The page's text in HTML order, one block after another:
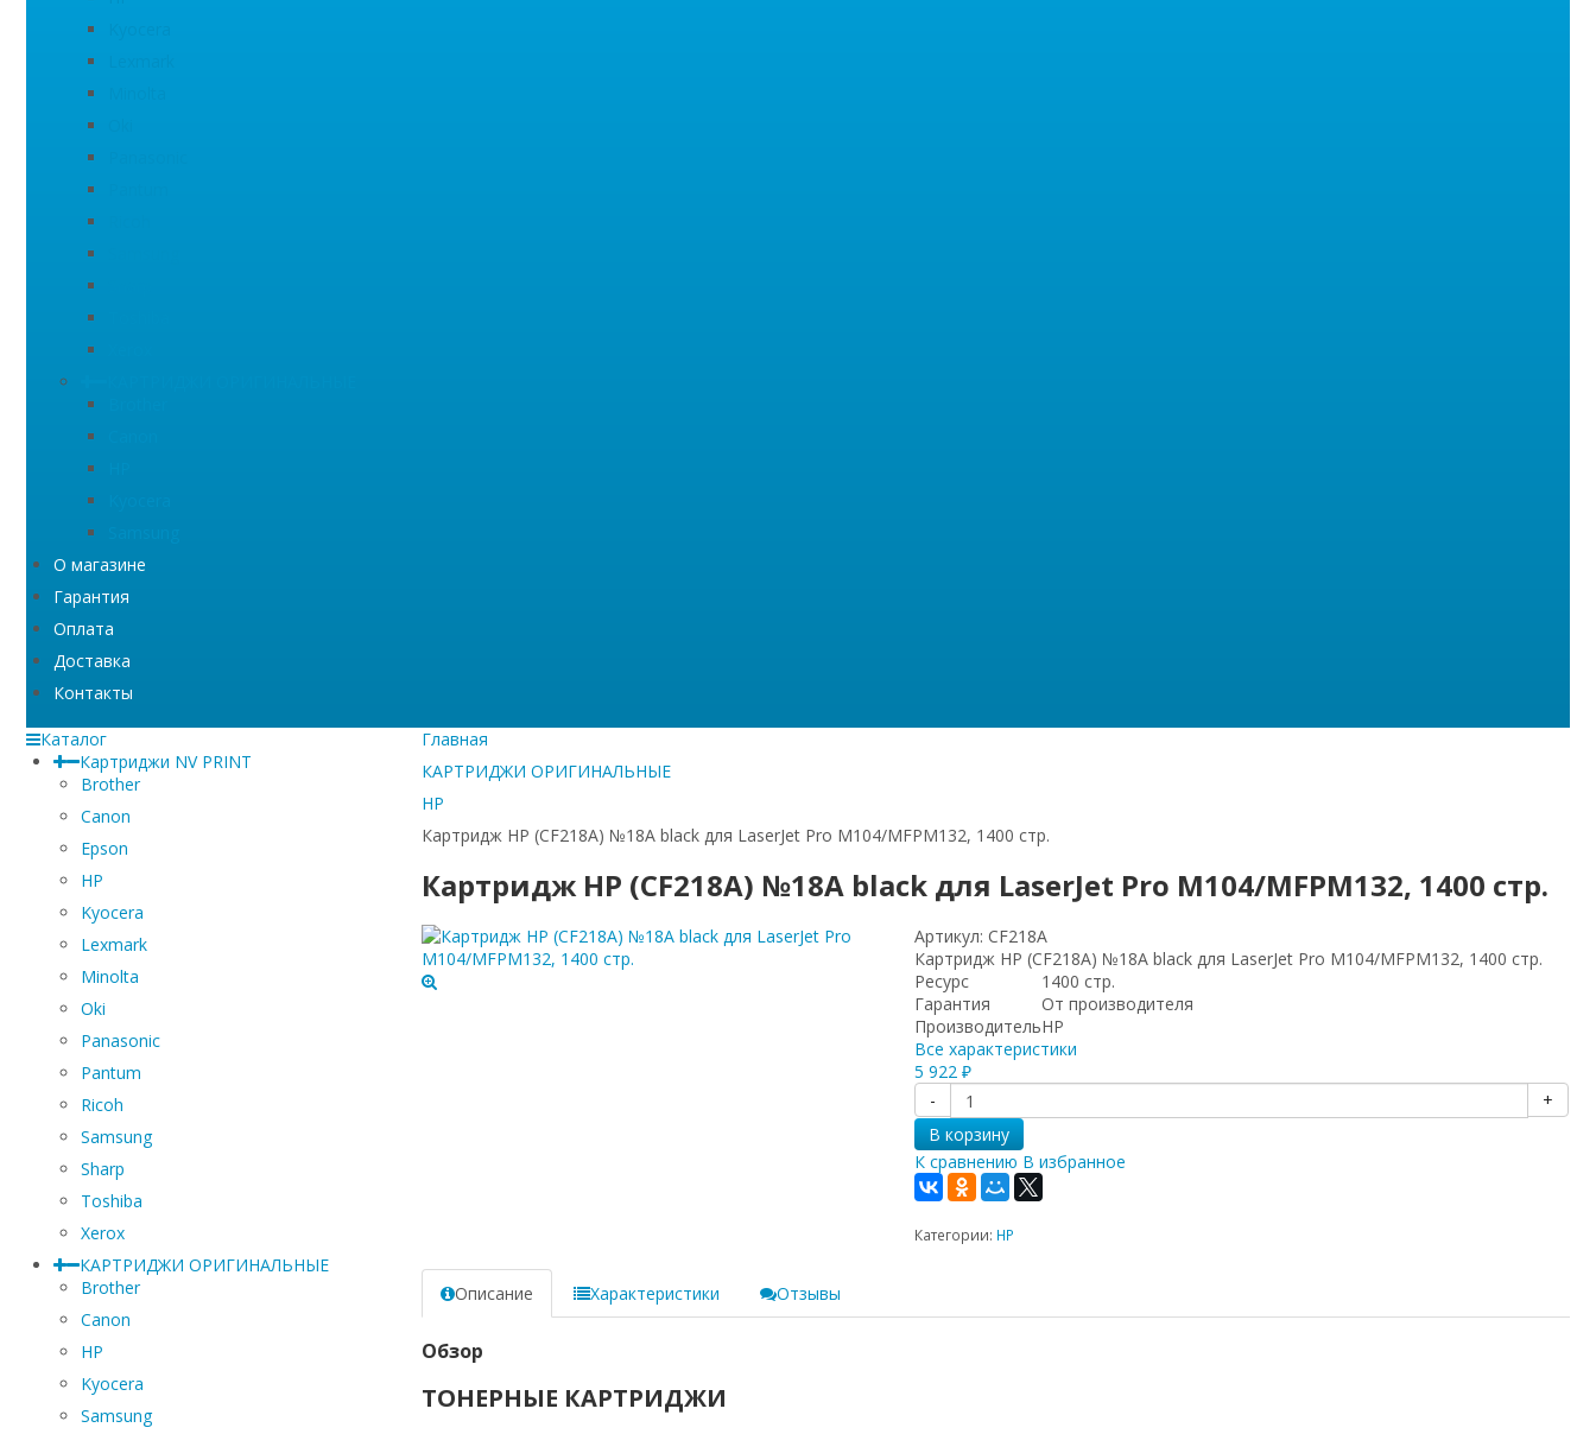
О магазине
Гарантия
Оплата
Доставка
Контакты
Главная
КАРТРИДЖИ ОРИГИНАЛЬНЫЕ
HP
Картридж HP (CF218A) №18A black для LaserJet Pro M104/MFPM132, 1400 стр.
Картридж HP (CF218A) №18A black для LaserJet Pro M104/MFPM132, 1400 стр.
Артикул:CF218A
Картридж HP (CF218A) №18A black для LaserJet Pro M104/MFPM132, 1400 стр.
Ресурс
1400 стр.
Гарантия
От производителя
ПроизводительHP
Все характеристики
5 922₽
-
+
В корзину
К сравнению В избранное
Категории: HP
Описание Характеристики Отзывы
Обзор
ТОНЕРНЫЕ КАРТРИДЖИ
Каталог
Картриджи NV PRINT
Brother
Canon
Epson
HP
Kyocera
Lexmark
Minolta
Oki
Panasonic
Pantum
Ricoh
Samsung
Sharp
Toshiba
Xerox
КАРТРИДЖИ ОРИГИНАЛЬНЫЕ
Brother
Canon
HP
Kyocera
Samsung